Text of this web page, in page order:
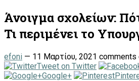
Άνοιγμα σχολείων:
Τι περιμένει το
efoni — 11 Μαρτίου, 2021
Tweet on Twitter
Google+